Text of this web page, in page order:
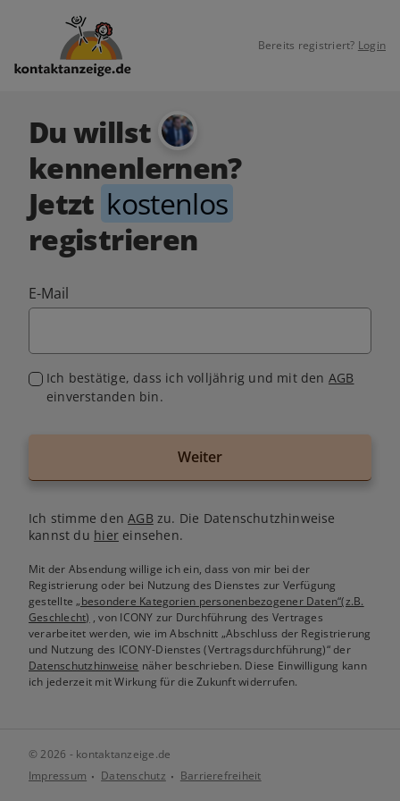
Bereits registriert? Login
Du willst
kennenlernen?
Jetzt kostenlos
registrieren
E-Mail
Ich bestätige, dass ich volljährig und mit den AGB
einverstanden bin.
Weiter
Ich stimme denAGB zu. Die Datenschutzhinweise
kannst du hiereinsehen.
Mit der Absendung willige ich ein, dass von mir bei der
Registrierung oder bei Nutzung des Dienstes zur Verfügung
gestellte„besondere Kategorien personenbezogener Daten“(z.B.
Geschlecht) , von ICONY zur Durchführung des Vertrages
verarbeitet werden, wie im Abschnitt „Abschluss der Registrierung
und Nutzung des ICONY-Dienstes (Vertragsdurchführung)“ der
Datenschutzhinweise näher beschrieben. Diese Einwilligung kann
ich jederzeit mit Wirkung für die Zukunft widerrufen.
© 2026 - kontaktanzeige.de
Impressum
Datenschutz Barrierefreiheit